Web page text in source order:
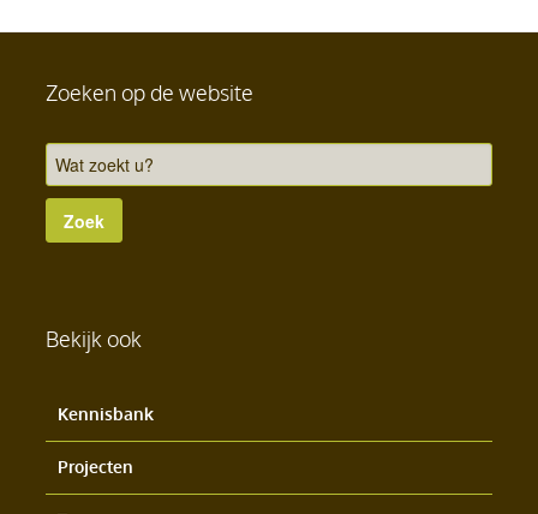
Zoeken op de website
Bekijk ook
Kennisbank
Projecten